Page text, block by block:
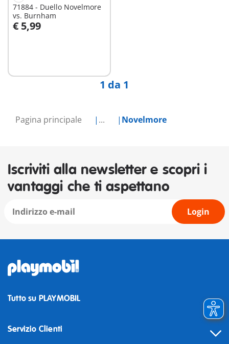
Pagina principale ... Novelmore
71884 - Duello Novelmore
vs. Burnham
€ 5,99
Aggiungi al carrello
1 da 1
Iscriviti alla newsletter e scopri i
vantaggi che ti aspettano
Login
Tutto su PLAYMOBIL
Servizio Clienti